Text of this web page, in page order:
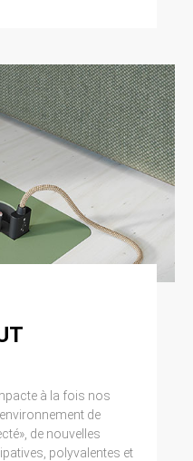
à la fois nos
de
de nouvelles
polyvalentes et